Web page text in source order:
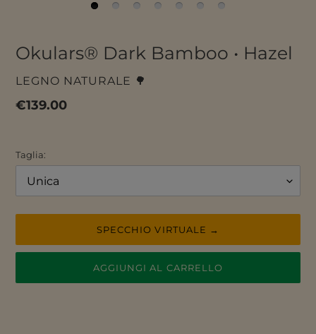
Okulars® Dark Bamboo • Hazel
VENDITORE
LEGNO NATURALE 🌳
Prezzo
€139.00
Taglia:
SPECCHIO VIRTUALE →
AGGIUNGI AL CARRELLO